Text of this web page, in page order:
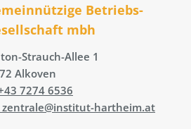
Betriebs­
mbh
Strauch-Allee 1
Alkoven
7274 6536
zentrale@institut-hartheim.at